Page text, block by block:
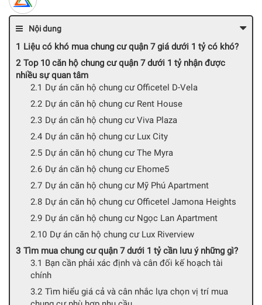
Nội dung
Liệu có khó mua chung cư quận 7 giá dưới 1 tỷ có khó?
Top 10 căn hộ chung cư quận 7 dưới 1 tỷ nhận được
nhiều sự quan tâm
Dự án căn hộ chung cư Officetel D-Vela
Dự án căn hộ chung cư Rent House
Dự án căn hộ chung cư Viva Plaza
Dự án căn hộ chung cư Lux City
Dự án căn hộ chung cư The Myra
Dự án căn hộ chung cư Ehome5
Dự án căn hộ chung cư Mỹ Phú Apartment
Dự án căn hộ chung cư Officetel Jamona Heights
Dự án căn hộ chung cư Ngọc Lan Apartment
Dự án căn hộ chung cư Lux Riverview
Tìm mua chung cư quận 7 dưới 1 tỷ cần lưu ý những gì?
Bạn cần phải xác định và cân đối kế hoạch tài
chính
Tìm hiểu giá cả và cân nhắc lựa chọn vị trí mua